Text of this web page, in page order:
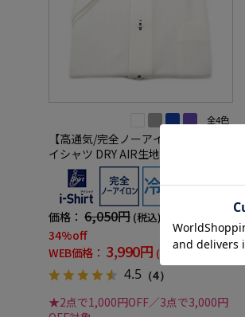
全4色
【高通気/完全ノーアイロン】半袖 ア
イシャツ DRY AIR生地【べとつき軽
減】ドライエアー 通気性 織柄無地
ボタンダウン ワイシャツ i-shirt 春
価格： 6,050円 (税込)
34%off
WEB価格： 3,990円 (税込)
4.5 （4）
★2点で1,000円OFF／3点で3,000円